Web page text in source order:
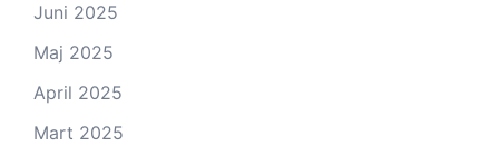
Juni 2025
Maj 2025
April 2025
Mart 2025